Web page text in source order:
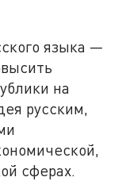
языка —
на
русским,
сферах.